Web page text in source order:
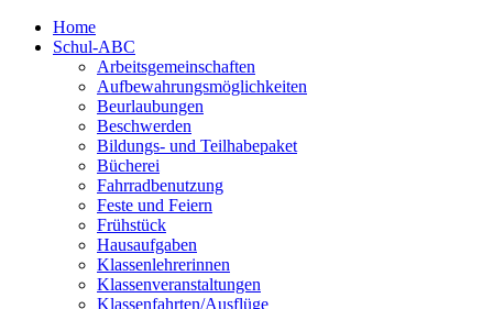
Home
Schul-ABC
Arbeitsgemeinschaften
Aufbewahrungsmöglichkeiten
Beurlaubungen
Beschwerden
Bildungs- und Teilhabepaket
Bücherei
Fahrradbenutzung
Feste und Feiern
Frühstück
Hausaufgaben
Klassenlehrerinnen
Klassenveranstaltungen
Klassenfahrten/Ausflüge